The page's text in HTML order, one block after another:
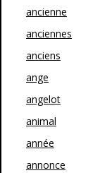
ancienne
anciennes
anciens
ange
angelot
animal
année
annonce